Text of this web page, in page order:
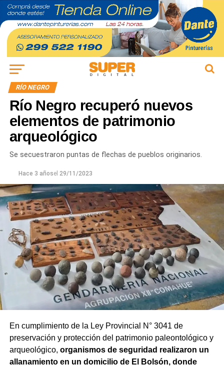
RÍO NEGRO
Río Negro recuperó nuevos
elementos de patrimonio
arqueológico
Se secuestraron puntas de flechas de pueblos originarios.
Hace 3 añosel 29/11/2023
En cumplimiento de la Ley Provincial N° 3041 de
preservación y protección del patrimonio paleontológico y
arqueológico, organismos de seguridad realizaron un
allanamiento en un domicilio de El Bolsón, donde